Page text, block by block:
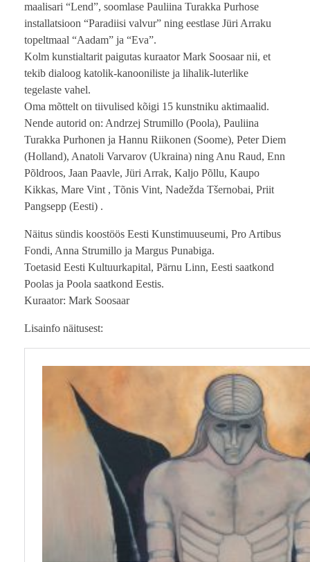
maalisari “Lend”, soomlase Pauliina Turakka Purhose
installatsioon “Paradiisi valvur” ning eestlase Jüri Arraku
topeltmaal “Aadam” ja “Eva”.
Kolm kunstialtarit paigutas kuraator Mark Soosaar nii, et
tekib dialoog katolik-kanooniliste ja lihalik-luterlike
tegelaste vahel.
Oma mõttelt on tiivulised kõigi 15 kunstniku aktimaalid.
Nende autorid on: Andrzej Strumillo (Poola), Pauliina
Turakka Purhonen ja Hannu Riikonen (Soome), Peter Diem
(Holland), Anatoli Varvarov (Ukraina) ning Anu Raud, Enn
Põldroos, Jaan Paavle, Jüri Arrak, Kaljo Põllu, Kaupo
Kikkas, Mare Vint , Tõnis Vint, Nadežda Tšernobai, Priit
Pangsepp (Eesti) .
Näitus sündis koostöös Eesti Kunstimuuseumi, Pro Artibus
Fondi, Anna Strumillo ja Margus Punabiga.
Toetasid Eesti Kultuurkapital, Pärnu Linn, Eesti saatkond
Poolas ja Poola saatkond Eestis.
Kuraator: Mark Soosaar
Lisainfo näitusest: